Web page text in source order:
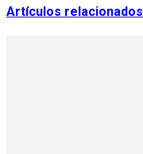
Artículos relacionados